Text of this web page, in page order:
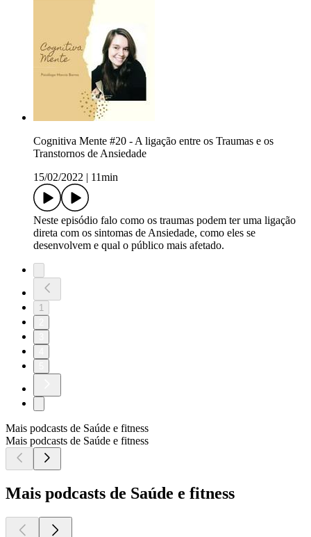
Cognitiva Mente #20 - A ligação entre os Traumas e os
Transtornos de Ansiedade
15/02/2022
11min
Neste episódio falo como os traumas podem ter uma ligação
direta com os sintomas de Ansiedade, como eles se
desenvolvem e qual o público mais afetado.
1
Mais podcasts de Saúde e fitness
Mais podcasts de Saúde e fitness
Mais podcasts de Saúde e fitness